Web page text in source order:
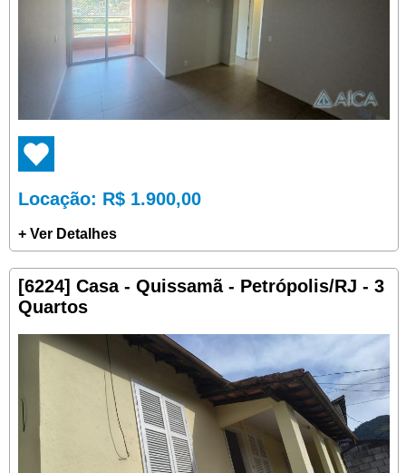
Locação: R$ 1.900,00
+ Ver Detalhes
[6224] Casa - Quissamã - Petrópolis/RJ - 3
Quartos